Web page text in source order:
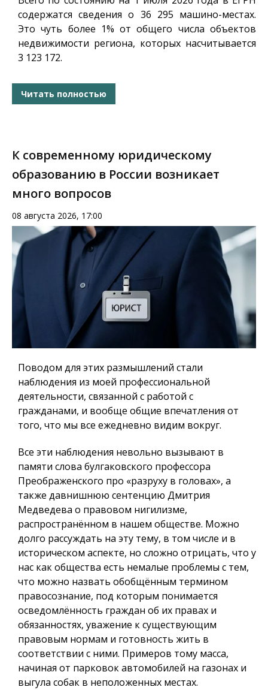
содержатся сведения о 36 295 машино-местах.
Это чуть более 1% от общего числа объектов
недвижимости региона, которых насчитывается
3 123 172.
Читать полностью
К современному юридическому
образованию в России возникает
много вопросов
08 августа 2026, 17:00
Поводом для этих размышлений стали
наблюдения из моей профессиональной
деятельности, связанной с работой с
гражданами, и вообще общие впечатления от
того, что мы все ежедневно видим вокруг.
Все эти наблюдения невольно вызывают в
памяти слова булгаковского профессора
Преображенского про «разруху в головах», а
также давнишнюю сентенцию Дмитрия
Медведева о правовом нигилизме,
распространённом в нашем обществе. Можно
долго рассуждать на эту тему, в том числе и в
историческом аспекте, но сложно отрицать, что у
нас как общества есть немалые проблемы с тем,
что можно назвать обобщённым термином
правосознание, под которым понимается
осведомлённость граждан об их правах и
обязанностях, уважение к существующим
правовым нормам и готовность жить в
соответствии с ними. Примеров тому масса,
начиная от парковок автомобилей на газонах и
выгула собак в неположенных местах.